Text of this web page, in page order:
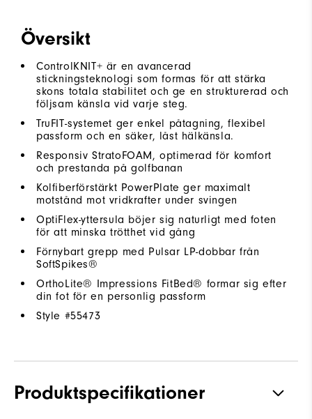
Översikt
ControlKNIT+ är en avancerad
stickningsteknologi som formas för att stärka
skons totala stabilitet och ge en strukturerad och
följsam känsla vid varje steg.
TruFIT-systemet ger enkel påtagning, flexibel
passform och en säker, låst hälkänsla.
Responsiv StratoFOAM, optimerad för komfort
och prestanda på golfbanan
Kolfiberförstärkt PowerPlate ger maximalt
motstånd mot vridkrafter under svingen
OptiFlex-yttersula böjer sig naturligt med foten
för att minska trötthet vid gång
Förnybart grepp med Pulsar LP-dobbar från
SoftSpikes®
OrthoLite® Impressions FitBed® formar sig efter
din fot för en personlig passform
Style #55473
Produktspecifikationer